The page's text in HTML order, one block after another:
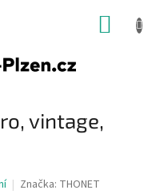
vintage,
Značka: THONET